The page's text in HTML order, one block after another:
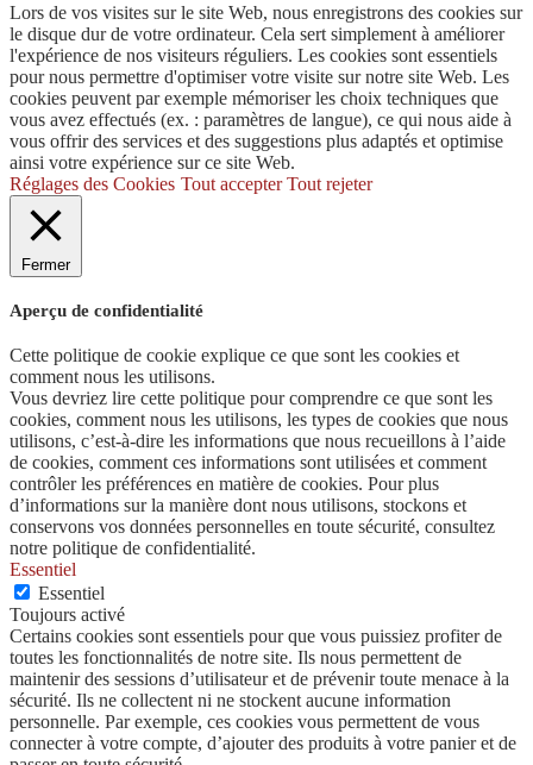
Lors de vos visites sur le site Web, nous enregistrons des cookies sur
le disque dur de votre ordinateur. Cela sert simplement à améliorer
l'expérience de nos visiteurs réguliers. Les cookies sont essentiels
pour nous permettre d'optimiser votre visite sur notre site Web. Les
cookies peuvent par exemple mémoriser les choix techniques que
vous avez effectués (ex. : paramètres de langue), ce qui nous aide à
vous offrir des services et des suggestions plus adaptés et optimise
ainsi votre expérience sur ce site Web.
Réglages des Cookies Tout accepter Tout rejeter
Fermer
Aperçu de confidentialité
Cette politique de cookie explique ce que sont les cookies et
comment nous les utilisons.
Vous devriez lire cette politique pour comprendre ce que sont les
cookies, comment nous les utilisons, les types de cookies que nous
utilisons, c’est-à-dire les informations que nous recueillons à l’aide
de cookies, comment ces informations sont utilisées et comment
contrôler les préférences en matière de cookies. Pour plus
d’informations sur la manière dont nous utilisons, stockons et
conservons vos données personnelles en toute sécurité, consultez
notre politique de confidentialité.
Essentiel
Essentiel
Toujours activé
Certains cookies sont essentiels pour que vous puissiez profiter de
toutes les fonctionnalités de notre site. Ils nous permettent de
maintenir des sessions d’utilisateur et de prévenir toute menace à la
sécurité. Ils ne collectent ni ne stockent aucune information
personnelle. Par exemple, ces cookies vous permettent de vous
connecter à votre compte, d’ajouter des produits à votre panier et de